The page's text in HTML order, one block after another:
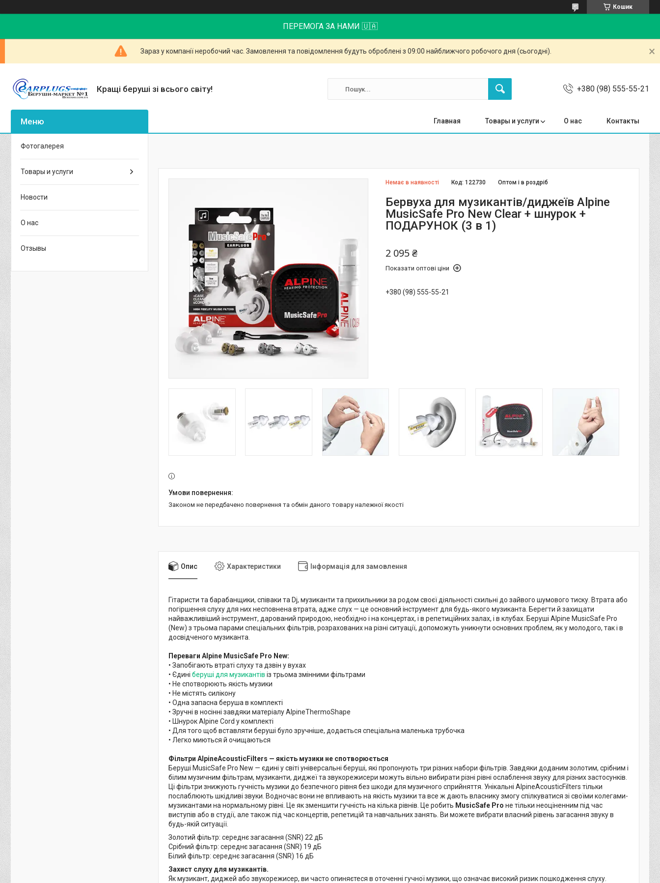
Кошик
ПЕРЕМОГА ЗА НАМИ 🇺🇦
Зараз у компанії неробочий час. Замовлення та повідомлення будуть оброблені з 09:00 найближчого робочого дня (сьогодні).
Кращі беруші зі всього світу! +380 (98) 555-55-21
Главная Товары и услуги О нас Контакты
Немає в наявності Оптом і в роздріб
Код:122730
Бервуха для музикантів/диджеїв Alpine
MusicSafe Pro New Clear + шнурок +
ПОДАРУНОК (3 в 1)
2 095 ₴
Показати оптові ціни
+380 (98) 555-55-21
Законом не передбачено повернення та обмін даного товару належної якості
Опис Характеристики Інформація для замовлення
Гітаристи та барабанщики, співаки та Dj, музиканти та прихильники за родом своєї діяльності схильні до зайвого шумового тиску. Втрата або
погіршення слуху для них несповнена втрата, адже слух — це основний інструмент для будь-якого музиканта. Берегти й захищати
найважливіший інструмент, дарований природою, необхідно і на концертах, і в репетиційних залах, і в клубах. Беруші Alpine MusicSafe Pro
(New) з трьома парами спеціальних фільтрів, розрахованих на різні ситуації, допоможуть уникнути основних проблем, як у молодого, так і в
досвідченого музиканта.
Переваги Alpine MusicSafe Pro New:
• Запобігають втраті слуху та дзвін у вухах
• Єдині беруші для музикантів із трьома змінними фільтрами
• Не спотворюють якість музики
• Не містять силікону
• Одна запасна беруша в комплекті
• Зручні в носінні завдяки матеріалу AlpineThermoShape
• Шнурок Alpine Cord у комплекті
• Для того щоб вставляти беруші було зручніше, додається спеціальна маленька трубочка
• Легко миються й очищаються
Фільтри AlpineAcousticFilters — якість музики не спотворюється
Беруші MusicSafe Pro New — єдині у світі універсальні беруші, які пропонують три різних набори фільтрів. Завдяки доданим золотим, срібним і
білим музичним фільтрам, музиканти, диджеї та звукорежисери можуть вільно вибирати різні рівні ослаблення звуку для різних застосунків.
Ці фільтри знижують гучність музики до безпечного рівня без шкоди для музичного сприйняття. Унікальні AlpineAcousticFilters тільки
послаблюють шкідливі звуки. Водночас вони не впливають на якість музики та все ж дають власнику змогу спілкуватися зі своїми колегами-
музикантами на нормальному рівні. Це як зменшити гучність на кілька рівнів. Це робить MusicSafe Pro не тільки неоціненним під час
виступів або в студії, але також під час концертів, репетицій та навчальних занять. Ви можете вибрати власний рівень загасання звуку в
будь-якій ситуації.
Золотий фільтр: середнє загасання (SNR) 22 дБ
Срібний фільтр: середнє загасання (SNR) 19 дБ
Білий фільтр: середнє загасання (SNR) 16 дБ
Захист слуху для музикантів.
Як музикант, диджей або звукорежисер, ви часто опиняєтеся в оточенні гучної музики, що означає високий ризик пошкодження слуху.
Фотогалерея
Товары и услуги
Новости
О нас
Отзывы